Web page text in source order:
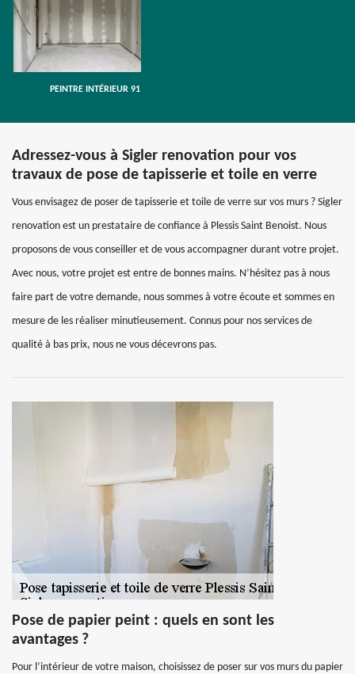
PEINTRE INTÉRIEUR 91
Adressez-vous à Sigler renovation pour vos
travaux de pose de tapisserie et toile en verre
Vous envisagez de poser de tapisserie et toile de verre sur vos murs ? Sigler
renovation est un prestataire de confiance à Plessis Saint Benoist. Nous
proposons de vous conseiller et de vous accompagner durant votre projet.
Avec nous, votre projet est entre de bonnes mains. N’hésitez pas à nous
faire part de votre demande, nous sommes à votre écoute et sommes en
mesure de les réaliser minutieusement. Connus pour nos services de
qualité à bas prix, nous ne vous décevrons pas.
Pose de papier peint : quels en sont les
avantages ?
Pour l’intérieur de votre maison, choisissez de poser sur vos murs du papier